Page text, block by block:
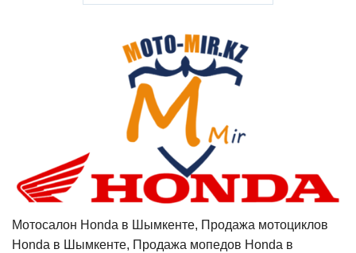
Мотосалон Honda в Шымкенте, Продажа мотоциклов
Honda в Шымкенте, Продажа мопедов Honda в